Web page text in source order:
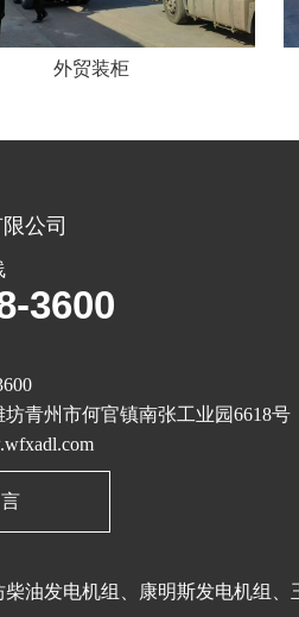
外贸装柜
公司
3600
青州市何官镇南张工业园6618号
油发电机组、康明斯发电机组